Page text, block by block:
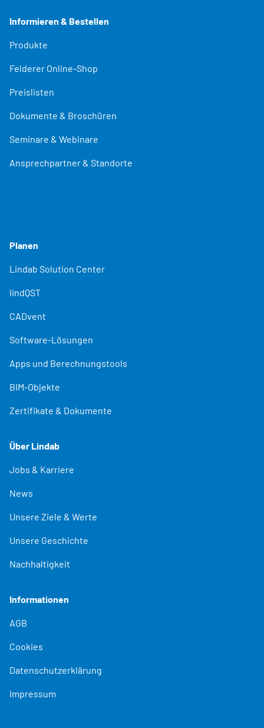
Informieren & Bestellen
Produkte
Felderer Online-Shop
Preislisten
Dokumente & Broschüren
Seminare & Webinare
Ansprechpartner & Standorte
Planen
Lindab Solution Center
lindQST
CADvent
Software-Lösungen
Apps und Berechnungstools
BIM-Objekte
Zertifikate & Dokumente
Über Lindab
Jobs & Karriere
News
Unsere Ziele & Werte
Unsere Geschichte
Nachhaltigkeit
Informationen
AGB
Cookies
Datenschutzerklärung
Impressum